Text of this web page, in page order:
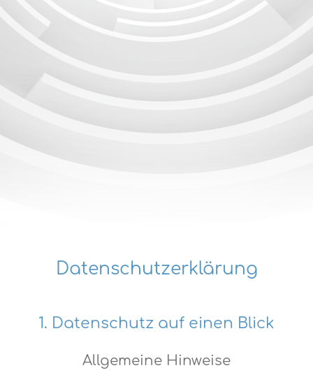
Datenschutzerklärung
1. Datenschutz auf einen Blick
Allgemeine Hinweise